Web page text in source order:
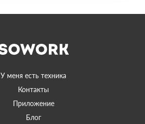
У меня есть техника
Контакты
Приложение
Блог